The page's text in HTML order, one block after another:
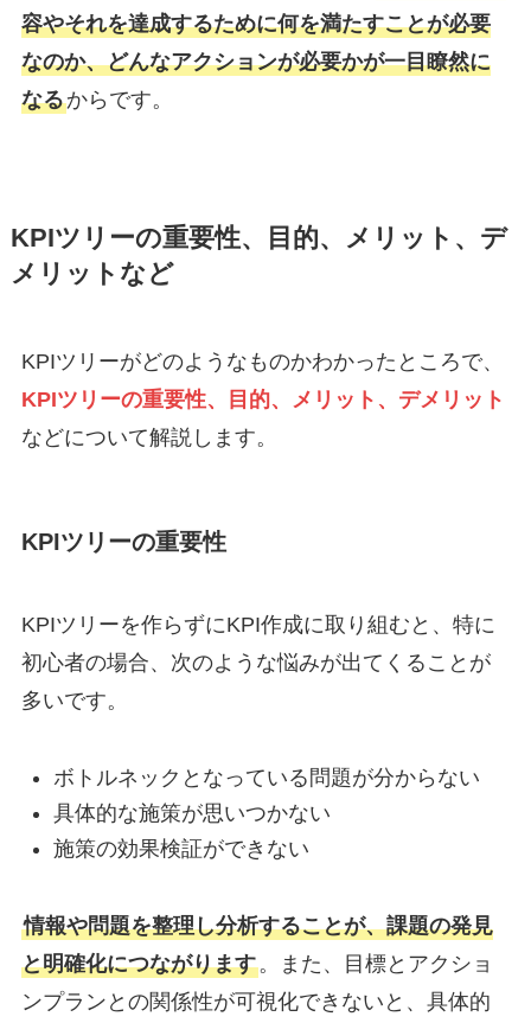
容やそれを達成するために何を満たすことが必要
なのか、どんなアクションが必要かが一目瞭然に
なるからです。
KPIツリーの重要性、目的、メリット、デ
メリットなど
KPIツリーがどのようなものかわかったところで、
KPIツリーの重要性、目的、メリット、デメリット
などについて解説します。
KPIツリーの重要性
KPIツリーを作らずにKPI作成に取り組むと、特に
初心者の場合、次のような悩みが出てくることが
多いです。
ボトルネックとなっている問題が分からない
具体的な施策が思いつかない
施策の効果検証ができない
情報や問題を整理し分析することが、課題の発見
と明確化につながります。また、目標とアクショ
ンプランとの関係性が可視化できないと、具体的